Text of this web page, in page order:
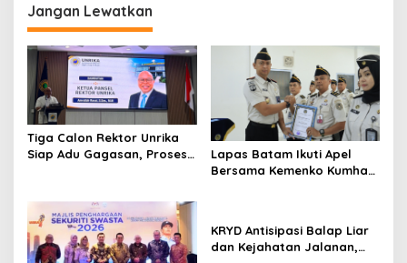
Jangan Lewatkan
Tiga Calon Rektor Unrika
Siap Adu Gagasan, Proses
Lapas Batam Ikuti Apel
Bersama Kemenko Kumham
Teladan
KRYD Antisipasi Balap Liar
dan Kejahatan Jalanan,